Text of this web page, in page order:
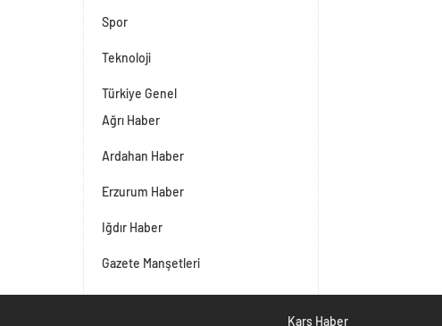
Spor
Teknoloji
Türkiye Genel
Ağrı Haber
Ardahan Haber
Erzurum Haber
Iğdır Haber
Gazete Manşetleri
Kars Haber